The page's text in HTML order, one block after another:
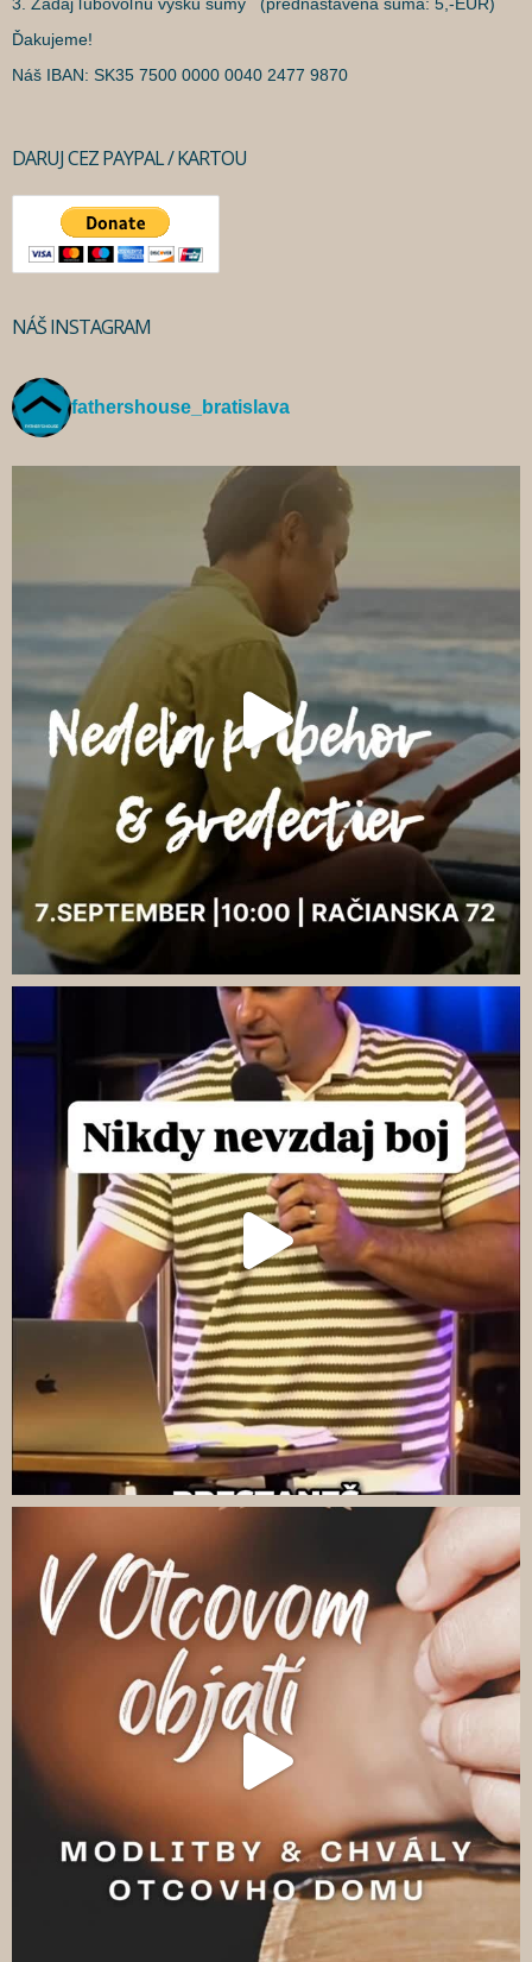
Ďakujeme!
Náš IBAN: SK35 7500 0000 0040 2477 9870
DARUJ CEZ PAYPAL / KARTOU
NÁŠ INSTAGRAM
fathershouse_bratislava